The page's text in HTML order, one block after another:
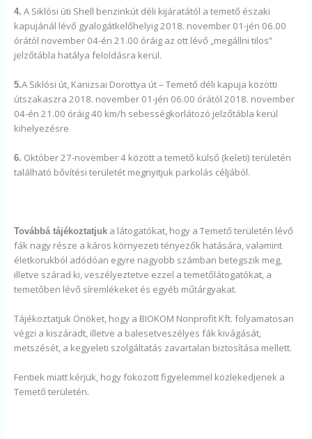
4. A Siklósi úti Shell benzinkút déli kijáratától a temető északi
kapujánál lévő gyalogátkelőhelyig 2018. november 01-jén 06.00
órától november 04-én 21.00 óráig az ott lévő „megállni tilos”
jelzőtábla hatálya feloldásra kerül.
5.A Siklósi út, Kanizsai Dorottya út – Temető déli kapuja közötti
útszakaszra 2018. november 01-jén 06.00 órától 2018. november
04-én 21.00 óráig 40 km/h sebességkorlátozó jelzőtábla kerül
kihelyezésre
6. Október 27-november 4 között a temető külső (keleti) területén
található bővítési területét megnyitjuk parkolás céljából.
Továbbá tájékoztatjuk a látogatókat, hogy a Temető területén lévő
fák nagy része a káros környezeti tényezők hatására, valamint
életkorukból adódóan egyre nagyobb számban betegszik meg,
illetve szárad ki, veszélyeztetve ezzel a temetőlátogatókat, a
temetőben lévő síremlékeket és egyéb műtárgyakat.
Tájékoztatjuk Önöket, hogy a BIOKOM Nonprofit Kft. folyamatosan
végzi a kiszáradt, illetve a balesetveszélyes fák kivágását,
metszését, a kegyeleti szolgáltatás zavartalan biztosítása mellett.
Fentiek miatt kérjük, hogy fokozott figyelemmel közlekedjenek a
Temető területén.